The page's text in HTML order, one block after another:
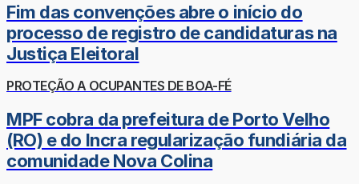
Fim das convenções abre o início do
processo de registro de candidaturas na
Justiça Eleitoral
PROTEÇÃO A OCUPANTES DE BOA-FÉ
MPF cobra da prefeitura de Porto Velho
(RO) e do Incra regularização fundiária da
comunidade Nova Colina